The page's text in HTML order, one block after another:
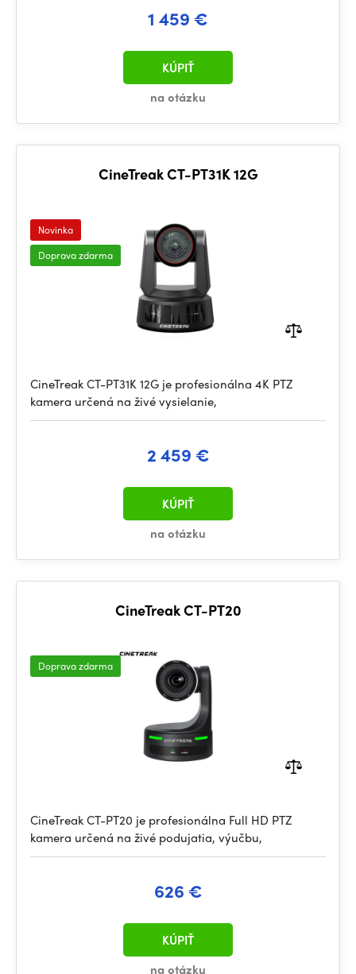
1 459 €
na otázku
KÚPIŤ
CineTreak CT-PT31K 12G
Novinka
Doprava zdarma
CineTreak CT-PT31K 12G je profesionálna 4K PTZ
kamera určená na živé vysielanie,
2 459 €
na otázku
KÚPIŤ
CineTreak CT-PT20
Doprava zdarma
CineTreak CT-PT20 je profesionálna Full HD PTZ
kamera určená na živé podujatia, výučbu,
626 €
na otázku
KÚPIŤ